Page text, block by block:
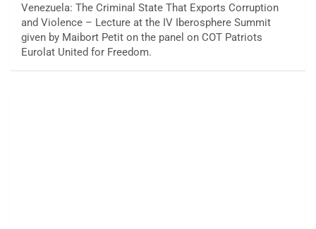
Venezuela: The Criminal State That Exports Corruption
and Violence – Lecture at the IV Iberosphere Summit
given by Maibort Petit on the panel on COT Patriots
Eurolat United for Freedom.